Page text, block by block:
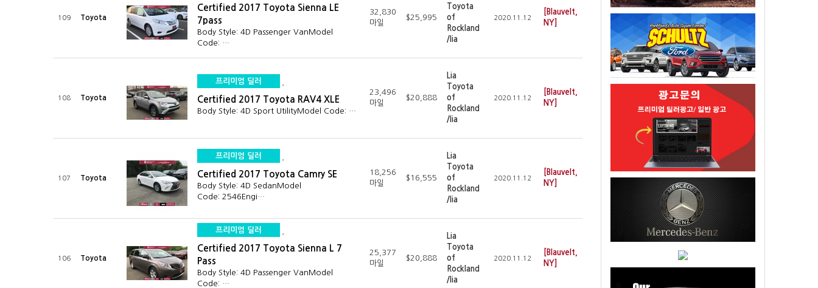
109 Toyota
Certified 2017 Toyota Sienna LE
7pass
Body Style: 4D Passenger VanModel
Code: …
32,830
마일
$25,995
Toyota
of
Rockland
/lia
2020.11.12
[Blauvelt,
NY]
108 Toyota
프리미엄 딜러
Certified 2017 Toyota RAV4 XLE
Body Style: 4D Sport UtilityModel Code: …
23,496
마일
$20,888
Lia
Toyota
of
Rockland
/lia
2020.11.12
[Blauvelt,
NY]
107 Toyota
프리미엄 딜러
Certified 2017 Toyota Camry SE
Body Style: 4D SedanModel
Code: 2546Engi…
18,256
마일
$16,555
Lia
Toyota
of
Rockland
/lia
2020.11.12
[Blauvelt,
NY]
106 Toyota
프리미엄 딜러
Certified 2017 Toyota Sienna L 7
Pass
Body Style: 4D Passenger VanModel
Code: …
25,377
마일
$20,888
Lia
Toyota
of
Rockland
/lia
2020.11.12
[Blauvelt,
NY]